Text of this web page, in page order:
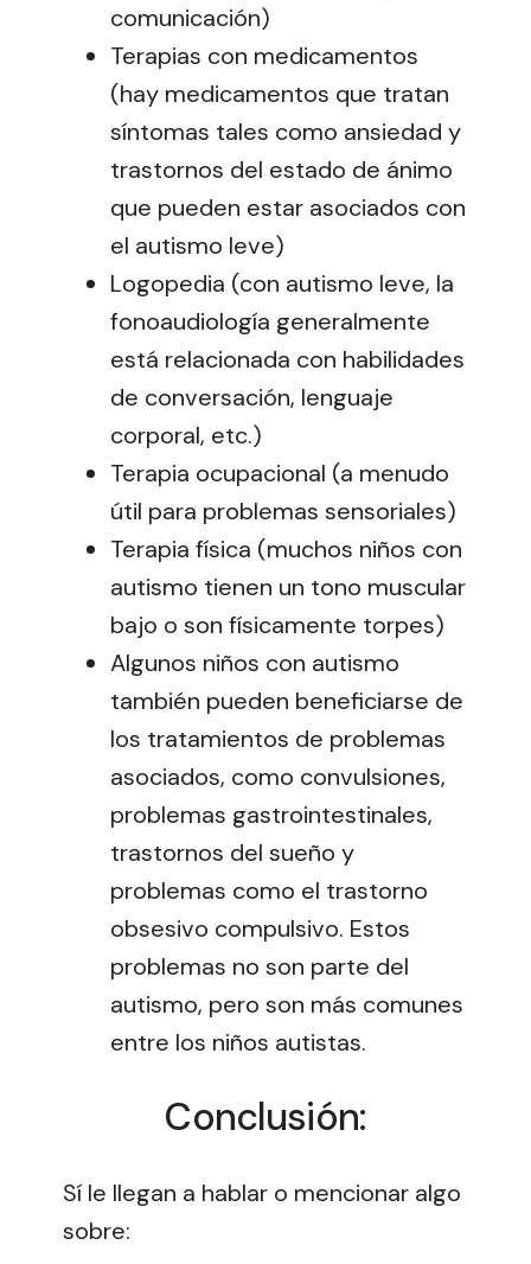
comunicación)
Terapias con medicamentos
(hay medicamentos que tratan
síntomas tales como ansiedad y
trastornos del estado de ánimo
que pueden estar asociados con
el autismo leve)
Logopedia (con autismo leve, la
fonoaudiología generalmente
está relacionada con habilidades
de conversación, lenguaje
corporal, etc.)
Terapia ocupacional (a menudo
útil para problemas sensoriales)
Terapia física (muchos niños con
autismo tienen un tono muscular
bajo o son físicamente torpes)
Algunos niños con autismo
también pueden beneficiarse de
los tratamientos de problemas
asociados, como convulsiones,
problemas gastrointestinales,
trastornos del sueño y
problemas como el trastorno
obsesivo compulsivo. Estos
problemas no son parte del
autismo, pero son más comunes
entre los niños autistas.
Conclusión:
Sí le llegan a hablar o mencionar algo
sobre: